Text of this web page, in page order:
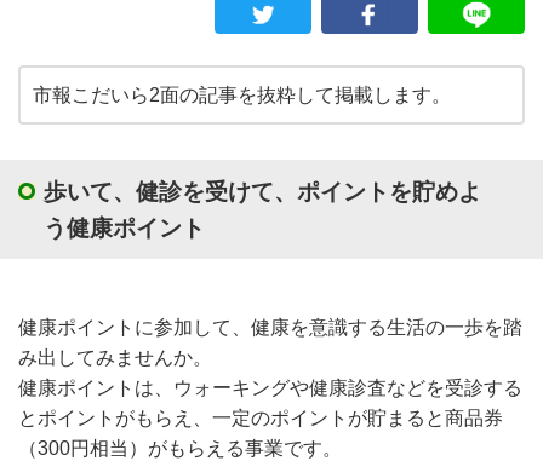
市報こだいら2面の記事を抜粋して掲載します。
歩いて、健診を受けて、ポイントを貯めよ
う健康ポイント
健康ポイントに参加して、健康を意識する生活の一歩を踏
み出してみませんか。
健康ポイントは、ウォーキングや健康診査などを受診する
とポイントがもらえ、一定のポイントが貯まると商品券
（300円相当）がもらえる事業です。